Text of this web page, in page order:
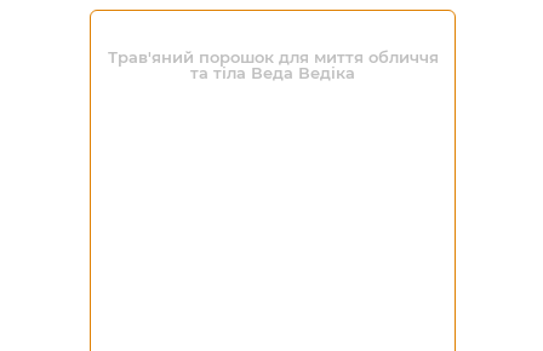
Трав'яний порошок для миття обличчя
та тіла Веда Ведіка